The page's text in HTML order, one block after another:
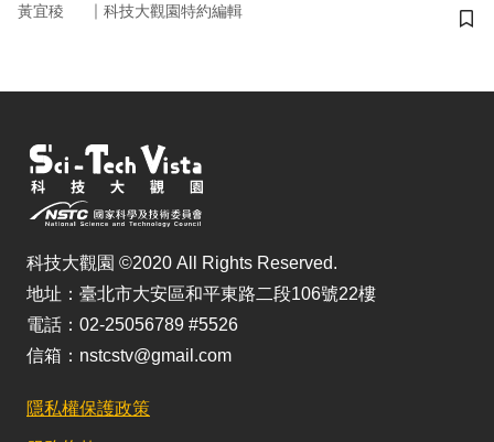
黃宜稜 ｜ 科技大觀園特約編輯
儲
科技大觀園 ©2020 All Rights Reserved.
地址：臺北市大安區和平東路二段106號22樓
電話：02-25056789 #5526
信箱：nstcstv@gmail.com
隱私權保護政策